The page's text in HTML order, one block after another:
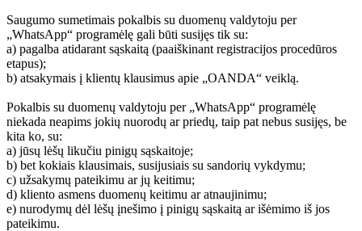
Saugumo sumetimais pokalbis su duomenų valdytoju per
„WhatsApp“ programėlę gali būti susijęs tik su:
a) pagalba atidarant sąskaitą (paaiškinant registracijos procedūros
etapus);
b) atsakymais į klientų klausimus apie „OANDA“ veiklą.
Pokalbis su duomenų valdytoju per „WhatsApp“ programėlę
niekada neapims jokių nuorodų ar priedų, taip pat nebus susijęs, be
kita ko, su:
a) jūsų lėšų likučiu pinigų sąskaitoje;
b) bet kokiais klausimais, susijusiais su sandorių vykdymu;
c) užsakymų pateikimu ar jų keitimu;
d) kliento asmens duomenų keitimu ar atnaujinimu;
e) nurodymų dėl lėšų įnešimo į pinigų sąskaitą ar išėmimo iš jos
pateikimu.